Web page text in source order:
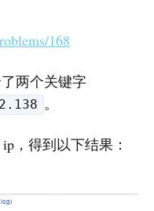
168
两个关键字
。
，得到以下结果：